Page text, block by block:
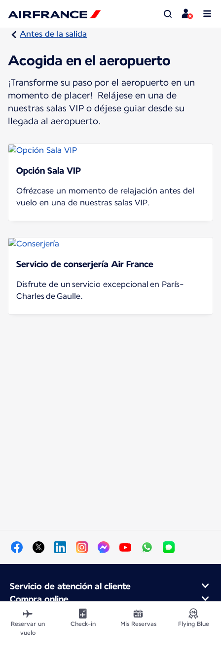
Antes de la salida
Acogida en el aeropuerto
¡Transforme su paso por el aeropuerto en un
momento de placer! Relájese en una de
nuestras salas VIP o déjese guiar desde su
llegada al aeropuerto.
Opción Sala VIP
Ofrézcase un momento de relajación antes del
vuelo en una de nuestras salas VIP.
Servicio de conserjería Air France
Disfrute de un servicio excepcional en París-
Charles de Gaulle.
Servicio de atención al cliente
Compra online
Programa de fidelidad y socios
Acerca de Air France
Aplicación móvil Air France
Reservar un
vuelo
Check-in Mis Reservas Flying Blue